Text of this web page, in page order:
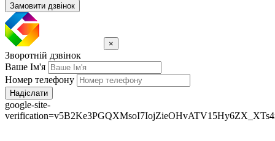
Замовити дзвінок
×
Зворотній дзвінок
Ваше Ім'я
Номер телефону
Надіслати
google-site-